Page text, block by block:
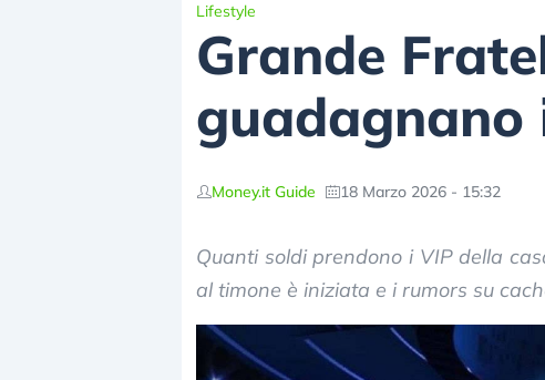
Lifestyle
Grande
guadagnano
Money.it Guide 18 Marzo 2026 - 15:32
Quanti soldi prendono i VIP della
al timone è iniziata e i rumors su